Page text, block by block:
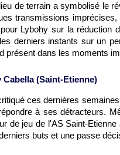
de terrain a symbolisé le
transmissions
Lybohy sur la réduction
derniers instants sur un
présent dans les moments
Cabella (Saint-Etienne)
ces dernières
à ses détracteurs.
de jeu de l'AS Saint-
buts et une passe